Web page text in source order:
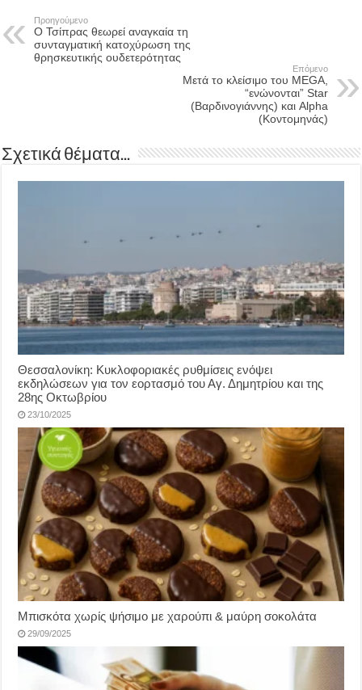
Προηγούμενο
Ο Τσίπρας θεωρεί αναγκαία τη
συνταγματική κατοχύρωση της
θρησκευτικής ουδετερότητας
Επόμενο
Μετά το κλείσιμο του MEGA,
“ενώνονται” Star
(Βαρδινογιάννης) και Alpha
(Κοντομηνάς)
Σχετικά θέματα...
Θεσσαλονίκη: Κυκλοφοριακές ρυθμίσεις ενόψει
εκδηλώσεων για τον εορτασμό του Αγ. Δημητρίου και της
28ης Οκτωβρίου
23/10/2025
Μπισκότα χωρίς ψήσιμο με χαρούπι & μαύρη σοκολάτα
29/09/2025